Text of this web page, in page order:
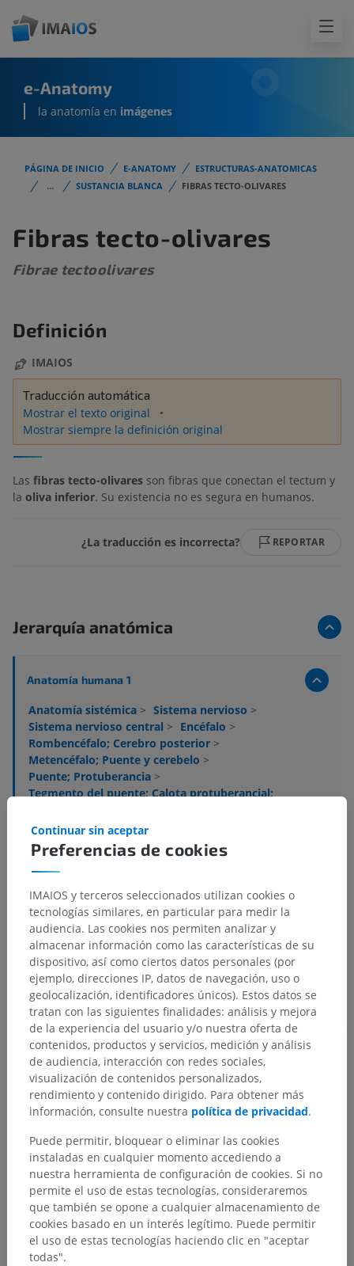
e-Anatomy
la anatomía en imágenes
PÁGINA DE INICIO E-ANATOMY
ESTRUCTURAS-ANATOMICAS
...
SUSTANCIA BLANCA FIBRAS TECTO-OLIVARES
Fibras tecto-olivares
Fibrae tectoolivares
Definición
IMAIOS
Traducción automática
Mostrar el texto original
Mostrar siempre la definición original
Las fibras tecto-olivares son fibras que conectan el tectum y
la oliva inferior. Su existencia no es segura en humanos.
¿La traducción es incorrecta? REPORTAR
Jerarquía anatómica
Anatomía humana 1
Anatomía sistémica > Sistema nervioso >
Sistema nervioso central > Encéfalo >
Rombencéfalo; Cerebro posterior >
Metencéfalo; Puente y cerebelo >
Puente; Protuberancia >
Tegmento del puente; Calota protuberancial;
Sustancia blanca> Fibras tecto-olivares
Estructuras subyacentes:No hay estructuras
subyacentes correspondientes para esta parte
anatómica
Neuroanatomía humana
Traducciones
¿Ha detectado un error?
No dude en sugerir una corrección, traducción o
mejora de contenido.
Reportar un error
DESCARGAR LA APLICACIÓN
Preferencias de cookies
Continuar sin aceptar
IMAIOS y terceros seleccionados utilizan cookies o
tecnologías similares, en particular para medir la
audiencia. Las cookies nos permiten analizar y
almacenar información como las características de su
dispositivo, así como ciertos datos personales (por
ejemplo, direcciones IP, datos de navegación, uso o
geolocalización, identificadores únicos). Estos datos se
tratan con las siguientes finalidades: análisis y mejora
de la experiencia del usuario y/o nuestra oferta de
contenidos, productos y servicios, medición y análisis
de audiencia, interacción con redes sociales,
visualización de contenidos personalizados,
rendimiento y contenido dirigido. Para obtener más
información, consulte nuestra política de privacidad.
Puede permitir, bloquear o eliminar las cookies
instaladas en cualquier momento accediendo a
nuestra herramienta de configuración de cookies. Si no
permite el uso de estas tecnologías, consideraremos
que también se opone a cualquier almacenamiento de
cookies basado en un interés legítimo. Puede permitir
el uso de estas tecnologías haciendo clic en "aceptar
todas".